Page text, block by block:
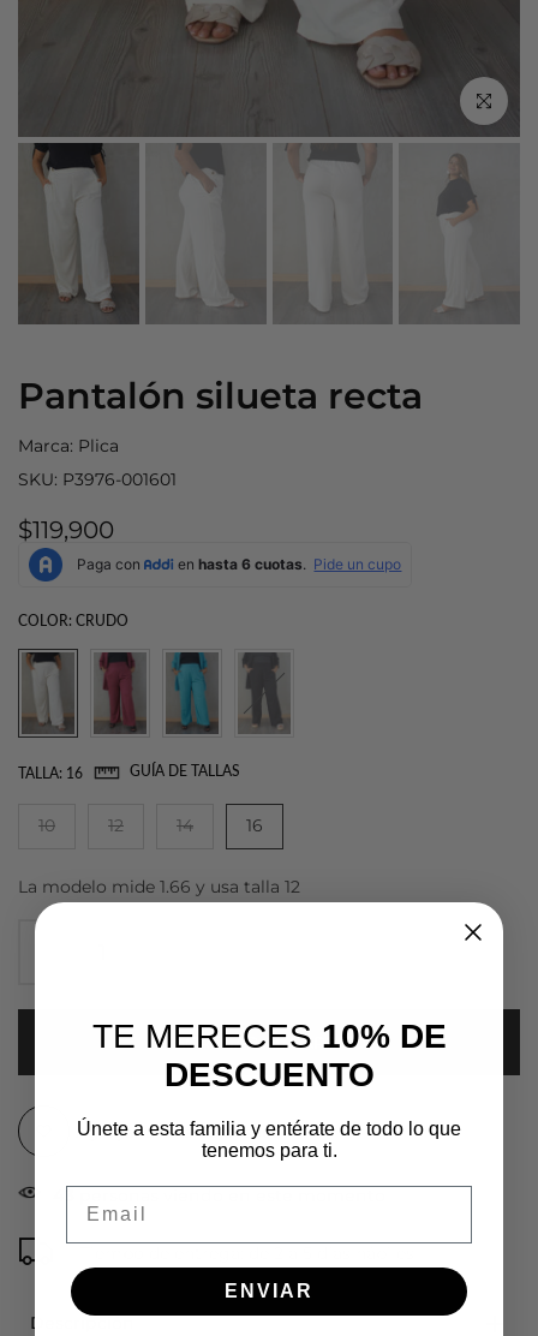
Click
Pantalón silueta recta
Marca: Plica
SKU: P3976-001601
$119,900
COLOR: CRUDO
TALLA: 16 GUÍA DE TALLAS
10 12 14 16
La modelo mide 1.66 y usa talla 12
AGREGAR AL CARRITO
Agregar a lista de deseos
Descripción
TE MERECES 10% DE
DESCUENTO
Únete a esta familia y entérate de todo lo que
tenemos para ti.
ENVIAR